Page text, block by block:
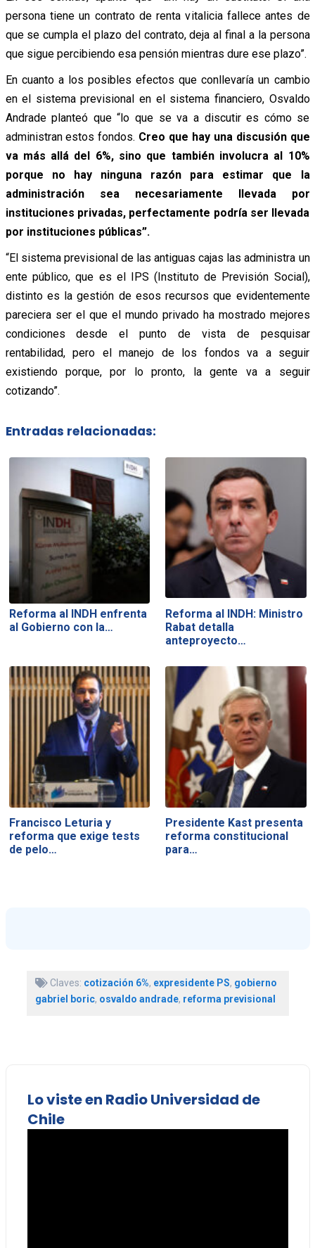
persona tiene un contrato de renta vitalicia fallece antes de
que se cumpla el plazo del contrato, deja al final a la persona
que sigue percibiendo esa pensión mientras dure ese plazo”.
En cuanto a los posibles efectos que conllevaría un cambio
en el sistema previsional en el sistema financiero, Osvaldo
Andrade planteó que “lo que se va a discutir es cómo se
administran estos fondos. Creo que hay una discusión que
va más allá del 6%, sino que también involucra al 10%
porque no hay ninguna razón para estimar que la
administración sea necesariamente llevada por
instituciones privadas, perfectamente podría ser llevada
por instituciones públicas”.
“El sistema previsional de las antiguas cajas las administra un
ente público, que es el IPS (Instituto de Previsión Social),
distinto es la gestión de esos recursos que evidentemente
pareciera ser el que el mundo privado ha mostrado mejores
condiciones desde el punto de vista de pesquisar
rentabilidad, pero el manejo de los fondos va a seguir
existiendo porque, por lo pronto, la gente va a seguir
cotizando”.
Entradas relacionadas:
Reforma al INDH enfrenta
al Gobierno con la…
Reforma al INDH: Ministro
Rabat detalla
anteproyecto…
Francisco Leturia y
reforma que exige tests
de pelo…
Presidente Kast presenta
reforma constitucional
para…
Claves: cotización 6%, expresidente PS, gobierno
gabriel boric, osvaldo andrade, reforma previsional
Lo viste en Radio Universidad de
Chile